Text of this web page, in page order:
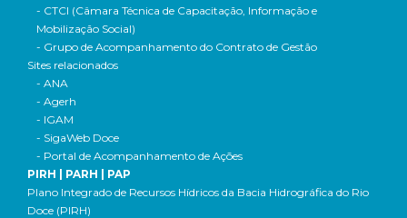
- CTCI (Câmara Técnica de Capacitação, Informação e
Mobilização Social)
- Grupo de Acompanhamento do Contrato de Gestão
Sites relacionados
- ANA
- Agerh
- IGAM
- SigaWeb Doce
- Portal de Acompanhamento de Ações
PIRH | PARH | PAP
Plano Integrado de Recursos Hídricos da Bacia Hidrográfica do Rio
Doce (PIRH)